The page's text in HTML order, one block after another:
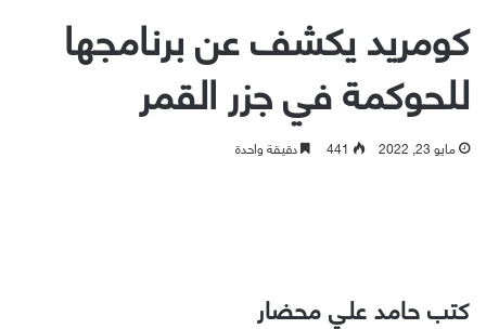
كومريد يكشف عن برنامجها
للحوكمة في جزر القمر
مايو 23, 2022 441 دقيقة واحدة
كتب حامد علي محضار